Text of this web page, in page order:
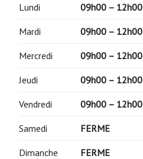
Lundi 09h00 – 12h00
Mardi 09h00 – 12h00
Mercredi 09h00 – 12h00
Jeudi 09h00 – 12h00
Vendredi 09h00 – 12h00
Samedi FERME
Dimanche FERME